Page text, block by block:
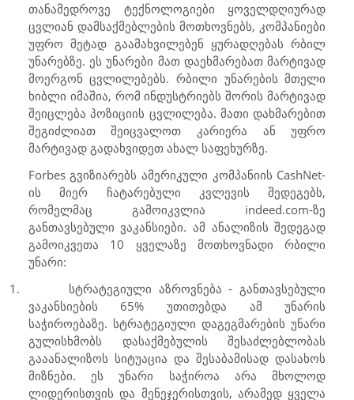
თანამედროვე ტექნოლოგიები ყოველდღიურად
ცვლიან დამსაქმებლების მოთხოვნებს, კომპანიები
უფრო მეტად გაამახვილებენ ყურადღებას რბილ
უნარებზე. ეს უნარები მათ დაეხმარებათ მარტივად
მოერგონ ცვლილებებს. რბილი უნარების მთელი
ხიბლი იმაშია, რომ ინდუსტრიებს შორის მარტივად
შეიცლება პოზიციის ცვლილება. მათი დახმარებით
შეგიძლიათ შეიცვალოთ კარიერა ან უფრო
მარტივად გადახვიდეთ ახალ საფეხურზე.
Forbesგვიზიარებს ამერიკული კომპანიის CashNet-
ის მიერ ჩატარებული კვლევის შედეგებს,
რომელმაც გამოიკვლია indeed.com-ზე
განთავსებული ვაკანსიები. ამ ანალიზის შედეგად
გამოიკვეთა 10 ყველაზე მოთხოვნადი რბილი
უნარი:
1.
სტრატეგიული აზროვნება - განთავსებული
ვაკანსიების 65% უთითებდა ამ უნარის
საჭიროებაზე. სტრატეგიული დაგეგმარების უნარი
გულისხმობს დასაქმებულის შესაძლებლობას
გააანალიზოს სიტუაცია და შესაბამისად დასახოს
მიზნები. ეს უნარი საჭიროა არა მხოლოდ
ლიდერისთვის და მენეჯერისთვის, არამედ ყველა